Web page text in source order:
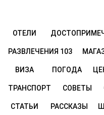
ОТЕЛИ
РАЗВЛЕЧЕНИЯ 103
ВИЗА ПОГОДА
ТРАНСПОРТ СОВЕТЫ
СТАТЬИ РАССКАЗЫ